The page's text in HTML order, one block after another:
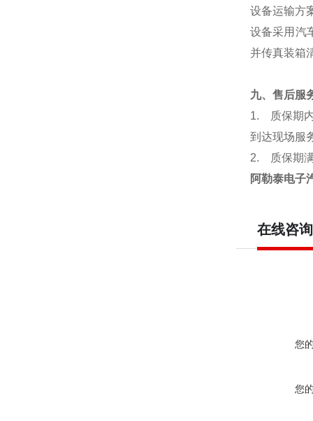
设备运输方
设备采用汽
并传真装箱
九、售后服
1.
质保期
到达现场服
2.
质保期
阿勒泰电子
在线咨询
您
您